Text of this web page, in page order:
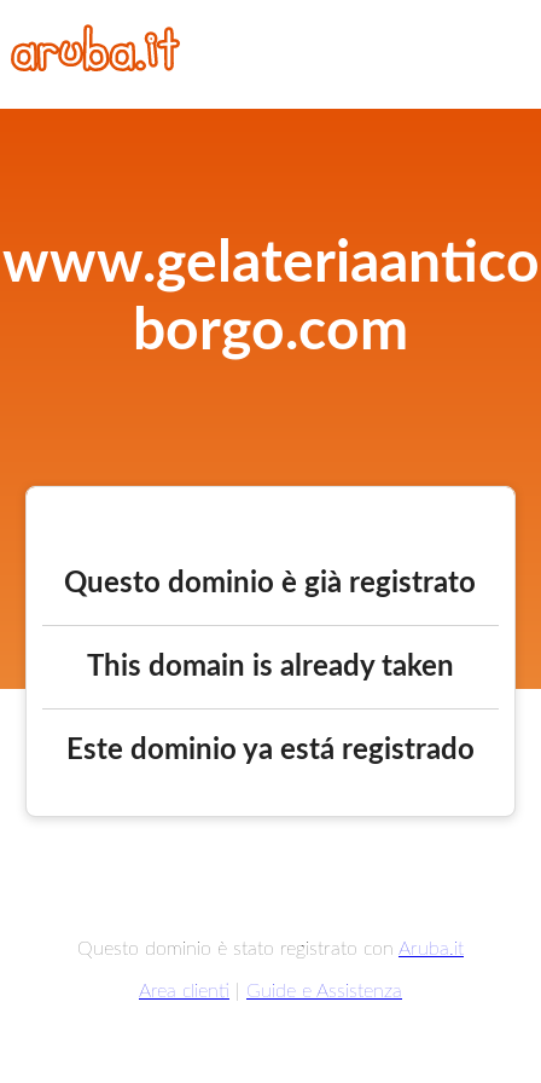
www.gelateriaantico
borgo.com
Questo dominio è già registrato
This domain is already taken
Este dominio ya está registrado
Questo dominio è stato registrato con Aruba.it
Area clienti Guide e Assistenza